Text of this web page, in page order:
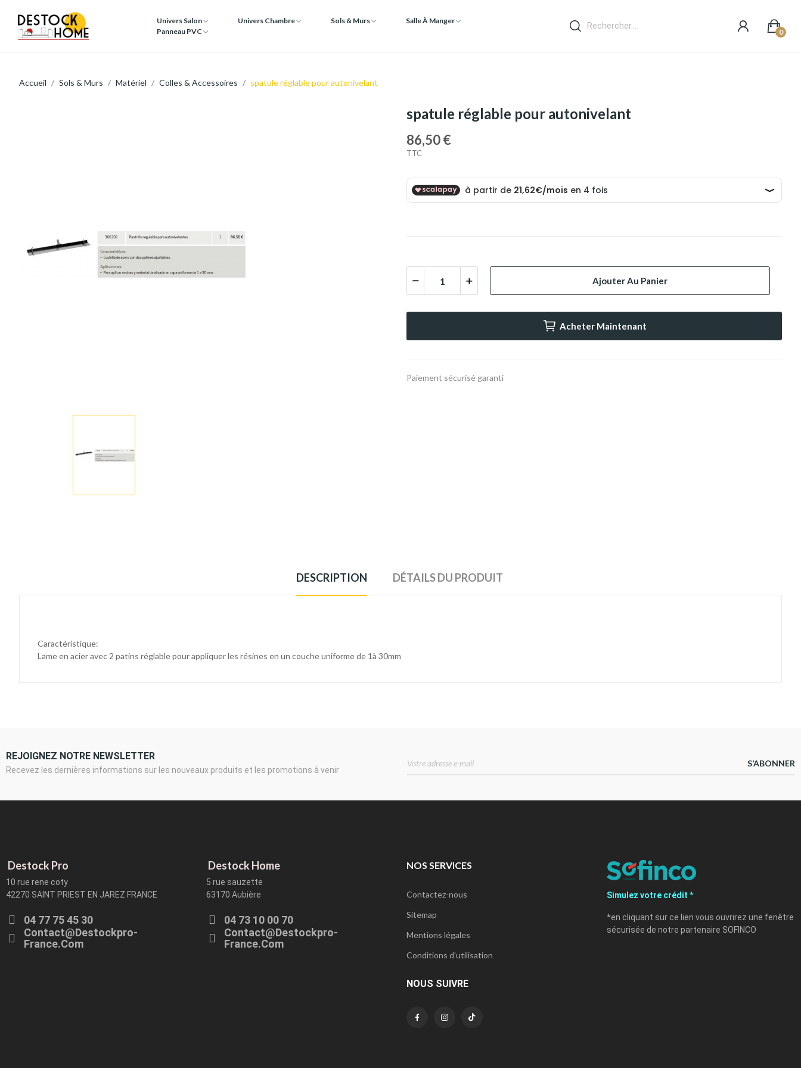
Univers Salon Univers Chambre Sols & Murs
Salle À Manger
Panneau PVC
0
Accueil Sols & Murs Matériel Colles & Accessoires spatule réglable pour autonivelant
spatule réglable pour autonivelant
86,50 €
TTC
Ajouter Au Panier
Acheter Maintenant
Paiement sécurisé garanti
DESCRIPTION DÉTAILS DU PRODUIT
Caractéristique:
Lame en acier avec 2 patins réglable pour appliquer les résines en un couche uniforme de 1à 30mm
REJOIGNEZ NOTRE NEWSLETTER
Recevez les dernières informations sur les nouveaux produits et les promotions à venir
S’ABONNER
Destock Pro
10 rue rene coty
42270 SAINT PRIEST EN JAREZ FRANCE
04 77 75 45 30
Contact@destockpro-
France.com
Destock Home
5 rue sauzette
63170 Aubière
04 73 10 00 70
Contact@destockpro-
France.com
NOS SERVICES
Contactez-nous
Sitemap
Mentions légales
Conditions d'utilisation
NOUS SUIVRE
Simulez votre crédit *
*en cliquant sur ce lien vous ouvrirez une fenêtre
sécurisée de notre partenaire SOFINCO